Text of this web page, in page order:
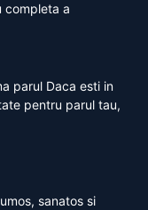
completa a
parul Daca esti in
pentru parul tau,
sanatos si